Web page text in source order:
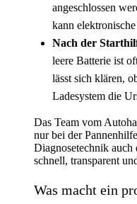
angeschlossen
kann
Nach der
leere Batterie ist
lässt sich klären,
Ladesystem die
Das Team vom
nur bei der
Diagnosetechnik auch
schnell, transparent
Was macht ein